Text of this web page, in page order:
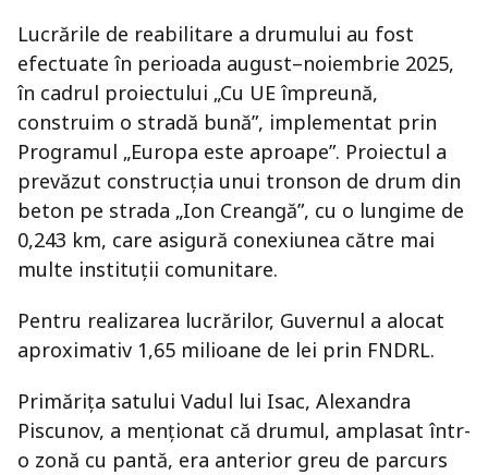
Lucrările de reabilitare a drumului au fost
efectuate în perioada august–noiembrie 2025,
în cadrul proiectului „Cu UE împreună,
construim o stradă bună”, implementat prin
Programul „Europa este aproape”. Proiectul a
prevăzut construcția unui tronson de drum din
beton pe strada „Ion Creangă”, cu o lungime de
0,243 km, care asigură conexiunea către mai
multe instituții comunitare.
Pentru realizarea lucrărilor, Guvernul a alocat
aproximativ 1,65 milioane de lei prin FNDRL.
Primărița satului Vadul lui Isac, Alexandra
Piscunov, a menționat că drumul, amplasat într-
o zonă cu pantă, era anterior greu de parcurs